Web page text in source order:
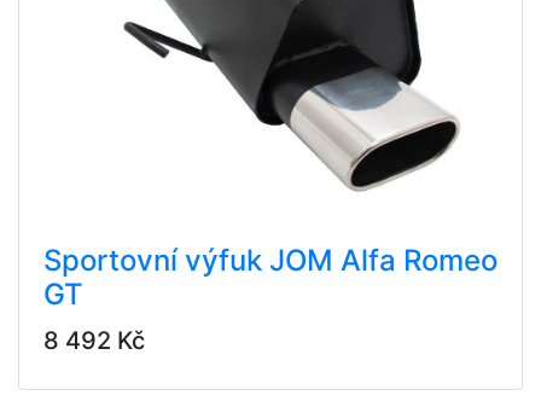
Sportovní výfuk JOM Alfa Romeo
GT
8 492 Kč